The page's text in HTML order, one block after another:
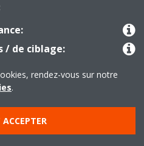
© Daikin
Éthique de l'entreprise
sur la "Nétiquette" Data Act
/ de ciblage:
rendez-vous sur notre
.